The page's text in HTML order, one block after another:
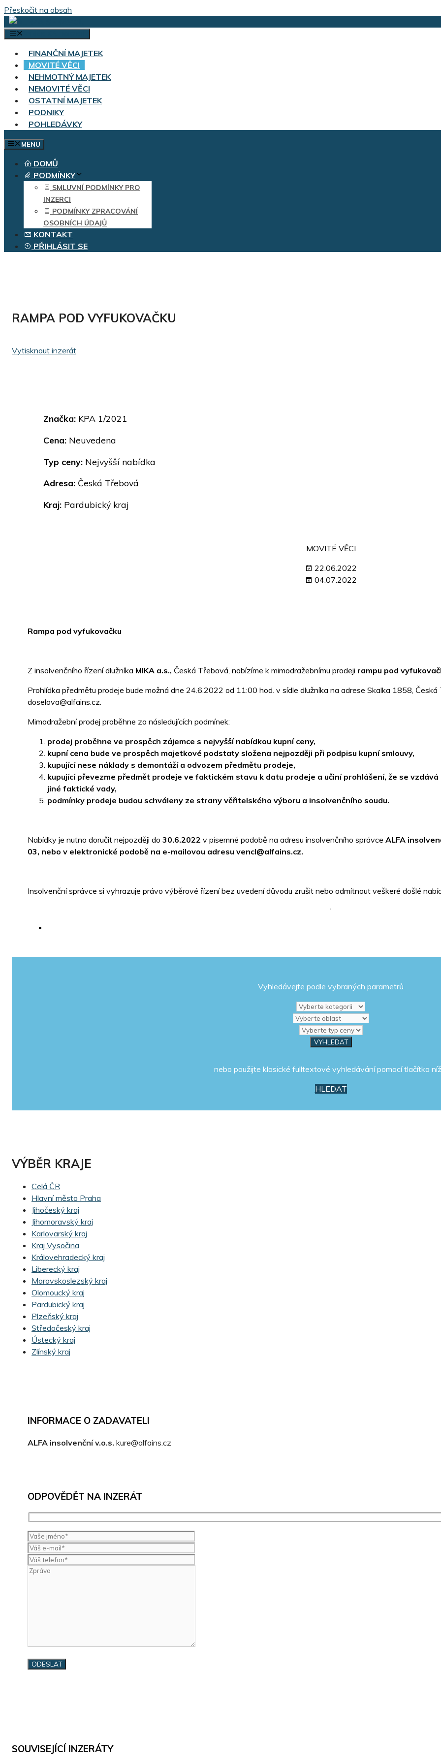
Přeskočit na obsah
FINANČNÍ MAJETEK
MOVITÉ VĚCI
NEHMOTNÝ MAJETEK
NEMOVITÉ VĚCI
OSTATNÍ MAJETEK
PODNIKY
POHLEDÁVKY
MENU
DOMŮ
PODMÍNKY
SMLUVNÍ PODMÍNKY PRO
INZERCI
PODMÍNKY ZPRACOVÁNÍ
OSOBNÍCH ÚDAJŮ
KONTAKT
PŘIHLÁSIT SE
RAMPA POD VYFUKOVAČKU
Vytisknout inzerát
Značka: KPA 1/2021
Cena: Neuvedena
Typ ceny: Nejvyšší nabídka
Adresa: Česká Třebová
Kraj: Pardubický kraj
MOVITÉ VĚCI
22.06.2022
04.07.2022
Rampa pod vyfukovačku
Z insolvenčního řízení dlužníka MIKA a.s., Česká Třebová, nabízíme k mimodražebnímu prodeji rampu pod
Prohlídka předmětu prodeje bude možná dne 24.6.2022 od 11:00 hod. v sídle dlužníka na adrese Skalka 1858,
doselova@alfains.cz.
Mimodražební prodej proběhne za následujících podmínek:
prodej proběhne ve prospěch zájemce s nejvyšší nabídkou kupní ceny,
kupní cena bude ve prospěch majetkové podstaty složena nejpozději při podpisu kupní smlouvy,
kupující nese náklady s demontáží a odvozem předmětu prodeje,
kupující převezme předmět prodeje ve faktickém stavu k datu prodeje a učiní prohlášení, že se
jiné faktické vady,
podmínky prodeje budou schváleny ze strany věřitelského výboru a insolvenčního soudu.
Nabídky je nutno doručit nejpozději do 30.6.2022 v písemné podobě na adresu insolvenčního správce ALFA
03, nebo v elektronické podobě na e-mailovou adresu vencl@alfains.cz.
Insolvenční správce si vyhrazuje právo výběrové řízení bez uvedení důvodu zrušit nebo odmítnout veškeré došlé
Vyhledávejte podle vybraných parametrů
nebo použijte klasické fulltextové vyhledávání pomocí tlačítka
HLEDAT
VÝBĚR KRAJE
Celá ČR
Hlavní město Praha
Jihočeský kraj
Jihomoravský kraj
Karlovarský kraj
Kraj Vysočina
Královehradecký kraj
Liberecký kraj
Moravskoslezský kraj
Olomoucký kraj
Pardubický kraj
Plzeňský kraj
Středočeský kraj
Ústecký kraj
Zlínský kraj
INFORMACE O ZADAVATELI
ALFA insolvenční v.o.s. kure@alfains.cz
ODPOVĚDĚT NA INZERÁT
SOUVISEJÍCÍ INZERÁTY